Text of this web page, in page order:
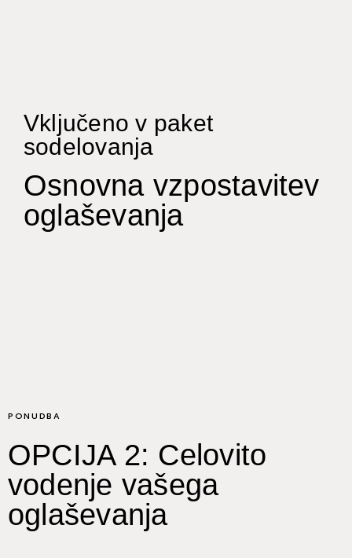
Vključeno v paket
sodelovanja
Osnovna vzpostavitev
oglaševanja
PONUDBA
OPCIJA 2: Celovito
vodenje vašega
oglaševanja